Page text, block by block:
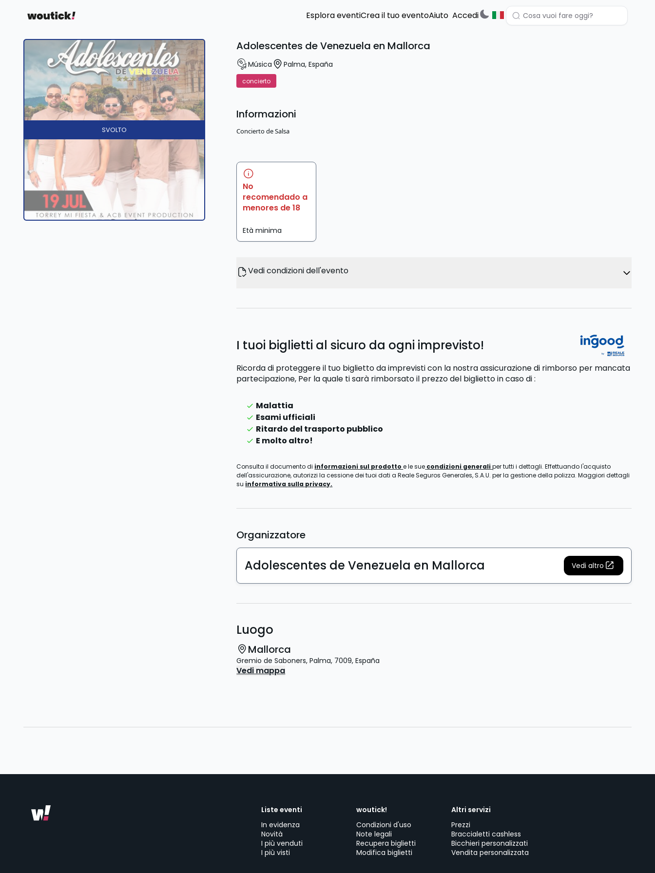
Esplora eventiCrea il tuo eventoAiuto Accedi
SVOLTO
Adolescentes de Venezuela en Mallorca
Música Palma, España
concierto
Informazioni
Concierto de Salsa
No
recomendado a
menores de 18
Età minima
Vedi condizioni dell'evento
I tuoi biglietti al sicuro da ogni imprevisto!
Ricorda di proteggere il tuo biglietto da imprevisti con la nostra assicurazione di rimborso per mancata
partecipazione, Per la quale ti sarà rimborsato il prezzo del bigliettoin caso di:
Malattia
Esami ufficiali
Ritardo del trasporto pubblico
E molto altro!
Consulta il documento di informazioni sul prodottoe le sue condizioni generaliper tutti i dettagli. Effettuando l'acquisto
dell'assicurazione, autorizzi la cessione dei tuoi dati a Reale Seguros Generales, S.A.U. per la gestione della polizza. Maggiori dettagli
su informativa sulla privacy.
Organizzatore
Adolescentes de Venezuela en Mallorca Vedi altro
Luogo
Mallorca
Gremio de Saboners, Palma, 7009, España
Vedi mappa
Liste eventi
In evidenza
Novità
I più venduti
I più visti
woutick!
Condizioni d'uso
Note legali
Recupera biglietti
Modifica biglietti
Altri servizi
Prezzi
Braccialetti cashless
Bicchieri personalizzati
Vendita personalizzata